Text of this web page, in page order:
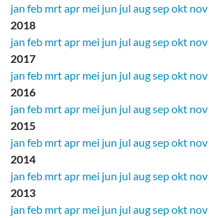
jan feb mrtapr mei jun jul augsepokt nov
2018
jan feb mrtapr mei jun jul augsepokt nov
2017
jan feb mrtapr mei jun jul augsepokt nov
2016
jan feb mrtapr mei jun jul augsepokt nov
2015
jan feb mrtapr mei jun jul augsepokt nov
2014
jan feb mrtapr mei jun jul augsepokt nov
2013
jan feb mrtapr mei jun jul augsepokt nov